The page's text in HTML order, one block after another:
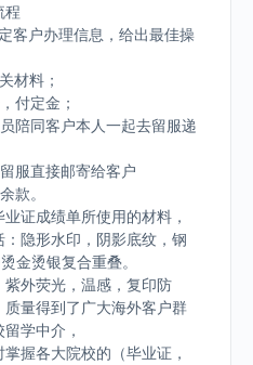
程
客户办理信息，给出最佳操
材料；
付定金；
陪同客户本人一起去留服递
服直接邮寄给客户
款。
证成绩单所使用的材料，
隐形水印，阴影底纹，钢
金烫银复合重叠。
外荧光，温感，复印防
量得到了广大海外客户群
学中介，
握各大院校的（毕业证，